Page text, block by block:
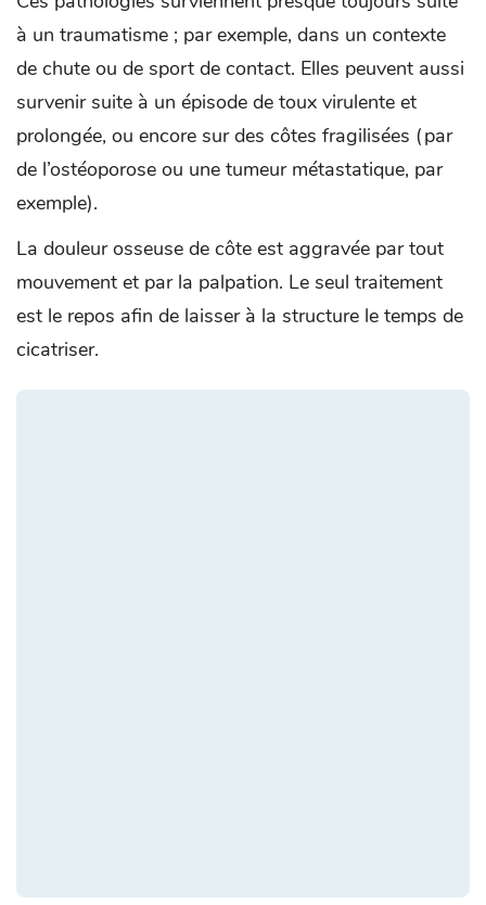
à un traumatisme ; par exemple, dans un contexte
de chute ou de sport de contact. Elles peuvent aussi
survenir suite à un épisode de toux virulente et
prolongée, ou encore sur des côtes fragilisées (par
de l’ostéoporose ou une tumeur métastatique, par
exemple).
La douleur osseuse de côte est aggravée par tout
mouvement et par la palpation. Le seul traitement
est le repos afin de laisser à la structure le temps de
cicatriser.